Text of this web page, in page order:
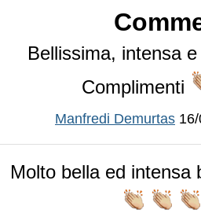
Bellissima, intensa
Complimenti
Manfredi Demurtas
Molto bella ed intensa